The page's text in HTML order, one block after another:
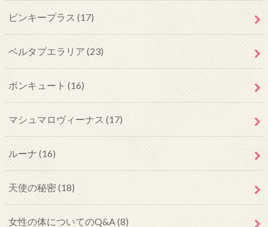
ピンキープラス (17)
ベルタプエラリア (23)
ボンキュート (16)
マシュマロヴィーナス (17)
ルーナ (16)
天使の秘密(18)
女性の体についてのQ&A(8)